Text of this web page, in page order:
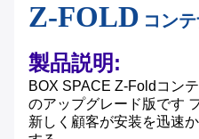
Z-FOLD コン
製品説明:
BOX SPACE Z-Foldコン
のアップグレード版です
新しく顧客が安装を迅速